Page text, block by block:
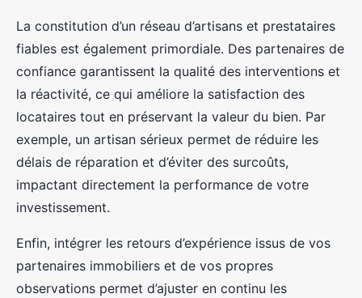
La constitution d’un réseau d’artisans et prestataires
fiables est également primordiale. Des partenaires de
confiance garantissent la qualité des interventions et
la réactivité, ce qui améliore la satisfaction des
locataires tout en préservant la valeur du bien. Par
exemple, un artisan sérieux permet de réduire les
délais de réparation et d’éviter des surcoûts,
impactant directement la performance de votre
investissement.
Enfin, intégrer les retours d’expérience issus de vos
partenaires immobiliers et de vos propres
observations permet d’ajuster en continu les